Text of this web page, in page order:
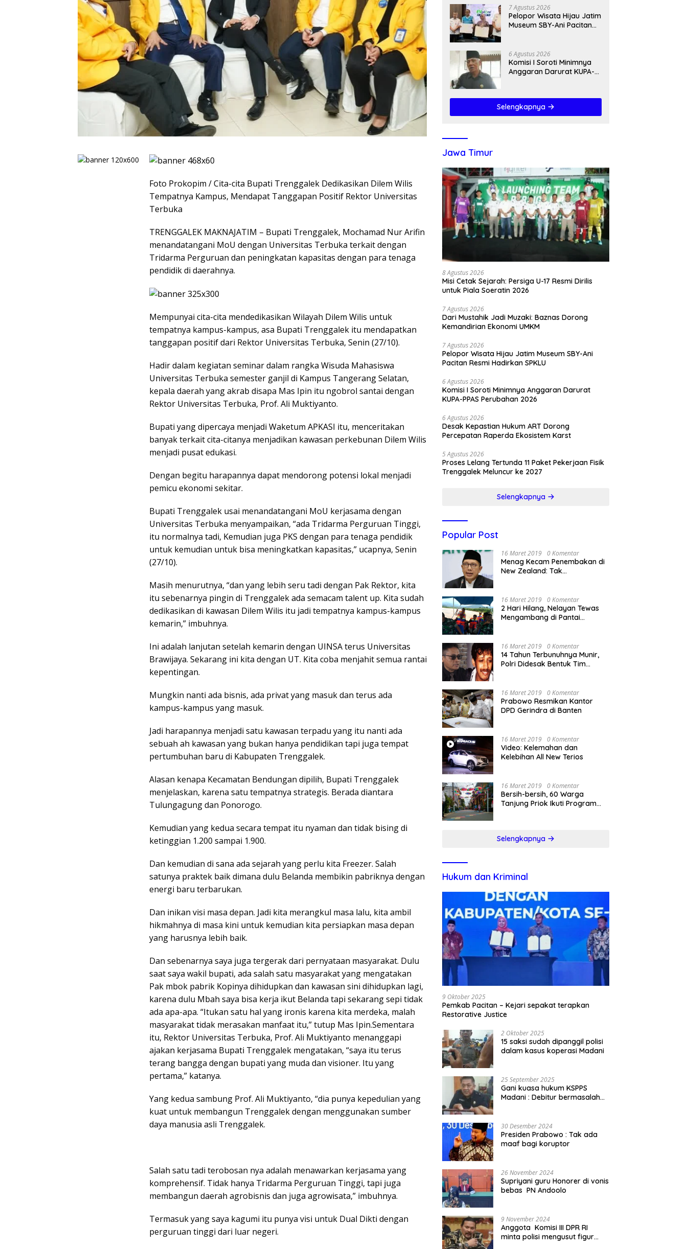
Foto Prokopim / Cita-cita Bupati Trenggalek Dedikasikan Dilem Wilis
Tempatnya Kampus, Mendapat Tanggapan Positif Rektor Universitas
Terbuka
TRENGGALEK MAKNAJATIM – Bupati Trenggalek, Mochamad Nur Arifin
menandatangani MoU dengan Universitas Terbuka terkait dengan
Tridarma Perguruan dan peningkatan kapasitas dengan para tenaga
pendidik di daerahnya.
Mempunyai cita-cita mendedikasikan Wilayah Dilem Wilis untuk
tempatnya kampus-kampus, asa Bupati Trenggalek itu mendapatkan
tanggapan positif dari Rektor Universitas Terbuka, Senin (27/10).
Hadir dalam kegiatan seminar dalam rangka Wisuda Mahasiswa
Universitas Terbuka semester ganjil di Kampus Tangerang Selatan,
kepala daerah yang akrab disapa Mas Ipin itu ngobrol santai dengan
Rektor Universitas Terbuka, Prof. Ali Muktiyanto.
Bupati yang dipercaya menjadi Waketum APKASI itu, menceritakan
banyak terkait cita-citanya menjadikan kawasan perkebunan Dilem Wilis
menjadi pusat edukasi.
Dengan begitu harapannya dapat mendorong potensi lokal menjadi
pemicu ekonomi sekitar.
Bupati Trenggalek usai menandatangani MoU kerjasama dengan
Universitas Terbuka menyampaikan, “ada Tridarma Perguruan Tinggi,
itu normalnya tadi, Kemudian juga PKS dengan para tenaga pendidik
untuk kemudian untuk bisa meningkatkan kapasitas,” ucapnya, Senin
(27/10).
Masih menurutnya, “dan yang lebih seru tadi dengan Pak Rektor, kita
itu sebenarnya pingin di Trenggalek ada semacam talent up. Kita sudah
dedikasikan di kawasan Dilem Wilis itu jadi tempatnya kampus-kampus
kemarin,” imbuhnya.
Ini adalah lanjutan setelah kemarin dengan UINSA terus Universitas
Brawijaya. Sekarang ini kita dengan UT. Kita coba menjahit semua rantai
kepentingan.
Mungkin nanti ada bisnis, ada privat yang masuk dan terus ada
kampus-kampus yang masuk.
Jadi harapannya menjadi satu kawasan terpadu yang itu nanti ada
sebuah ah kawasan yang bukan hanya pendidikan tapi juga tempat
pertumbuhan baru di Kabupaten Trenggalek.
Alasan kenapa Kecamatan Bendungan dipilih, Bupati Trenggalek
menjelaskan, karena satu tempatnya strategis. Berada diantara
Tulungagung dan Ponorogo.
Kemudian yang kedua secara tempat itu nyaman dan tidak bising di
ketinggian 1.200 sampai 1.900.
Dan kemudian di sana ada sejarah yang perlu kita Freezer. Salah
satunya praktek baik dimana dulu Belanda membikin pabriknya dengan
energi baru terbarukan.
Dan inikan visi masa depan. Jadi kita merangkul masa lalu, kita ambil
hikmahnya di masa kini untuk kemudian kita persiapkan masa depan
yang harusnya lebih baik.
Dan sebenarnya saya juga tergerak dari pernyataan masyarakat. Dulu
saat saya wakil bupati, ada salah satu masyarakat yang mengatakan
Pak mbok pabrik Kopinya dihidupkan dan kawasan sini dihidupkan lagi,
karena dulu Mbah saya bisa kerja ikut Belanda tapi sekarang sepi tidak
ada apa-apa. “Itukan satu hal yang ironis karena kita merdeka, malah
masyarakat tidak merasakan manfaat itu,” tutup Mas Ipin.Sementara
itu, Rektor Universitas Terbuka, Prof. Ali Muktiyanto menanggapi
ajakan kerjasama Bupati Trenggalek mengatakan, “saya itu terus
terang bangga dengan bupati yang muda dan visioner. Itu yang
pertama,” katanya.
Yang kedua sambung Prof. Ali Muktiyanto, “dia punya kepedulian yang
kuat untuk membangun Trenggalek dengan menggunakan sumber
daya manusia asli Trenggalek.
Salah satu tadi terobosan nya adalah menawarkan kerjasama yang
komprehensif. Tidak hanya Tridarma Perguruan Tinggi, tapi juga
membangun daerah agrobisnis dan juga agrowisata,” imbuhnya.
Termasuk yang saya kagumi itu punya visi untuk Dual Dikti dengan
perguruan tinggi dari luar negeri.
7 Agustus 2026
Pelopor Wisata Hijau Jatim
Museum SBY-Ani Pacitan
6 Agustus 2026
Komisi I Soroti Minimnya
Anggaran Darurat KUPA-
Selengkapnya
Jawa Timur
8 Agustus 2026
Misi Cetak Sejarah: Persiga U-17 Resmi Dirilis
untuk Piala Soeratin 2026
7 Agustus 2026
Dari Mustahik Jadi Muzaki: Baznas Dorong
Kemandirian Ekonomi UMKM
7 Agustus 2026
Pelopor Wisata Hijau Jatim Museum SBY-Ani
Pacitan Resmi Hadirkan SPKLU
6 Agustus 2026
Komisi I Soroti Minimnya Anggaran Darurat
KUPA-PPAS Perubahan 2026
6 Agustus 2026
Desak Kepastian Hukum ART Dorong
Percepatan Raperda Ekosistem Karst
5 Agustus 2026
Proses Lelang Tertunda 11 Paket Pekerjaan Fisik
Trenggalek Meluncur ke 2027
Selengkapnya
Popular Post
16 Maret 2019 0 Komentar
Menag Kecam Penembakan di
New Zealand: Tak
16 Maret 2019 0 Komentar
2 Hari Hilang, Nelayan Tewas
Mengambang di Pantai
16 Maret 2019 0 Komentar
14 Tahun Terbunuhnya Munir,
Polri Didesak Bentuk Tim
16 Maret 2019 0 Komentar
Prabowo Resmikan Kantor
DPD Gerindra di Banten
16 Maret 2019 0 Komentar
Video: Kelemahan dan
Kelebihan All New Terios
16 Maret 2019 0 Komentar
Bersih-bersih, 60 Warga
Tanjung Priok Ikuti Program
Selengkapnya
Hukum dan Kriminal
9 Oktober 2025
Pemkab Pacitan – Kejari sepakat terapkan
Restorative Justice
2 Oktober 2025
15 saksi sudah dipanggil polisi
dalam kasus koperasi Madani
25 September 2025
Gani kuasa hukum KSPPS
Madani : Debitur bermasalah
30 Desember 2024
Presiden Prabowo : Tak ada
maaf bagi koruptor
26 November 2024
Supriyani guru Honorer di vonis
bebas PN Andoolo
9 November 2024
Anggota Komisi III DPR RI
minta polisi mengusut figur